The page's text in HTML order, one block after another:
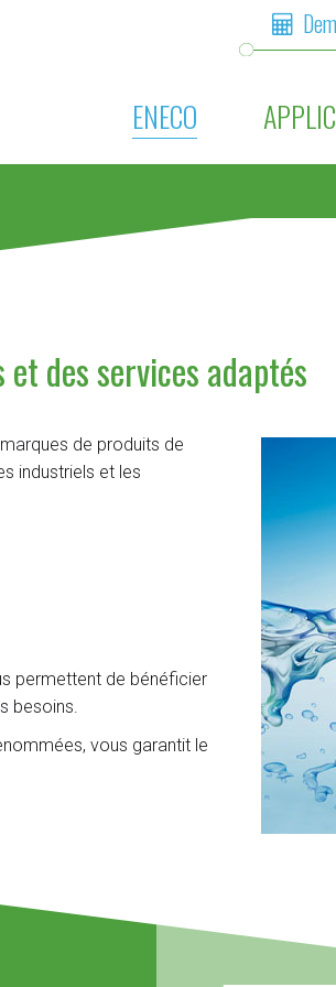
ENECO
des services adaptés
de produits de
industriels et les
permettent de bénéficier
besoins.
vous garantit le